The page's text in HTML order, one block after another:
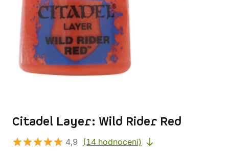
Citadel Layer: Wild Rider Red
4,9 (14 hodnocení)